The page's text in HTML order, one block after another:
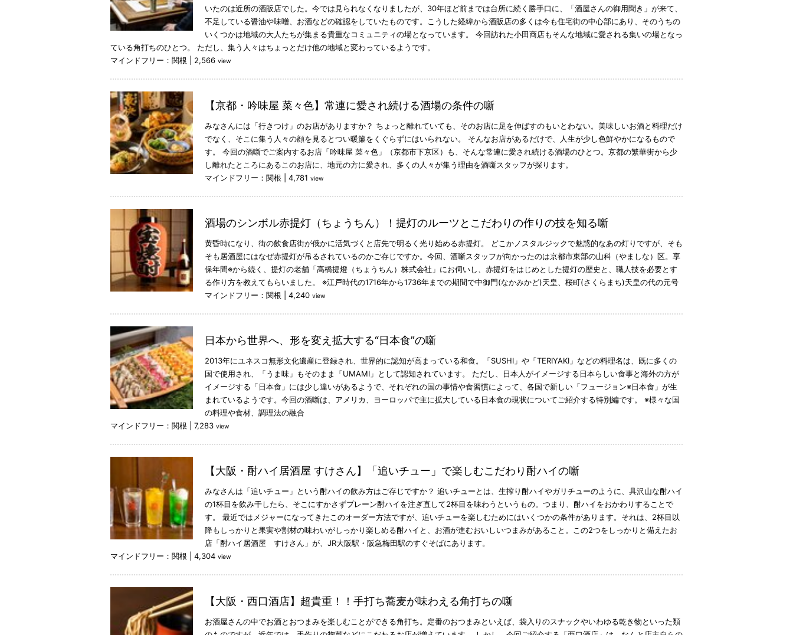
いたのは近所の酒販店でした。今では見られなくなりましたが、30年ほど前までは台所に続く勝手口に、「酒屋さんの御用聞き」が来て、
不足している醤油や味噌、お酒などの確認をしていたものです。こうした経緯から酒販店の多くは今も住宅街の中心部にあり、そのうちの
いくつかは地域の大人たちが集まる貴重なコミュニティの場となっています。 今回訪れた小田商店もそんな地域に愛される集いの場となっ
ている角打ちのひとつ。 ただし、集う人々はちょっとだけ他の地域と変わっているようです。
マインドフリー：関根
2,566 view
【京都・吟味屋 菜々色】常連に愛され続ける酒場の条件の噺
みなさんには「行きつけ」のお店がありますか？ ちょっと離れていても、そのお店に足を伸ばすのもいとわない。美味しいお酒と料理だけ
でなく、そこに集う人々の顔を見るとつい暖簾をくぐらずにはいられない。 そんなお店があるだけで、人生が少し色鮮やかになるもので
す。 今回の酒噺でご案内するお店「吟味屋 菜々色」（京都市下京区）も、そんな常連に愛され続ける酒場のひとつ。京都の繁華街から少
し離れたところにあるこのお店に、地元の方に愛され、多くの人々が集う理由を酒噺スタッフが探ります。
マインドフリー：関根
4,781 view
酒場のシンボル赤提灯（ちょうちん）！提灯のルーツとこだわりの作りの技を知る噺
黄昏時になり、街の飲食店街が俄かに活気づくと店先で明るく光り始める赤提灯。 どこかノスタルジックで魅惑的なあの灯りですが、そも
そも居酒屋にはなぜ赤提灯が吊るされているのかご存じですか。今回、酒噺スタッフが向かったのは京都市東部の山科（やましな）区。享
保年間※から続く、提灯の老舗「髙橋提燈（ちょうちん）株式会社」にお伺いし、赤提灯をはじめとした提灯の歴史と、職人技を必要とす
る作り方を教えてもらいました。 ※江戸時代の1716年から1736年までの期間で中御門(なかみかど)天皇、桜町(さくらまち)天皇の代の元号
マインドフリー：関根
4,240 view
日本から世界へ、形を変え拡大する“日本食”の噺
2013年にユネスコ無形文化遺産に登録され、世界的に認知が高まっている和食。「SUSHI」や「TERIYAKI」などの料理名は、既に多くの
国で使用され、「うま味」もそのまま「UMAMI」として認知されています。 ただし、日本人がイメージする日本らしい食事と海外の方が
イメージする「日本食」には少し違いがあるようで、それぞれの国の事情や食習慣によって、各国で新しい「フュージョン※日本食」が生
まれているようです。今回の酒噺は、アメリカ、ヨーロッパで主に拡大している日本食の現状についてご紹介する特別編です。 ※様々な国
の料理や食材、調理法の融合
マインドフリー：関根
7,283 view
【大阪・酎ハイ居酒屋 すけさん】「追いチュー」で楽しむこだわり酎ハイの噺
みなさんは「追いチュー」という酎ハイの飲み方はご存じですか？ 追いチューとは、生搾り酎ハイやガリチューのように、具沢山な酎ハイ
の1杯目を飲み干したら、そこにすかさずプレーン酎ハイを注ぎ直して2杯目を味わうというもの。つまり、酎ハイをおかわりすることで
す。 最近ではメジャーになってきたこのオーダー方法ですが、追いチューを楽しむためにはいくつかの条件があります。それは、2杯目以
降もしっかりと果実や割材の味わいがしっかり楽しめる酎ハイと、お酒が進むおいしいつまみがあること。この2つをしっかりと備えたお
店「酎ハイ居酒屋 すけさん」が、JR大阪駅・阪急梅田駅のすぐそばにあります。
マインドフリー：関根
4,304 view
【大阪・西口酒店】超貴重！！手打ち蕎麦が味わえる角打ちの噺
お酒屋さんの中でお酒とおつまみを楽しむことができる角打ち。定番のおつまみといえば、袋入りのスナックやいわゆる乾き物といった類